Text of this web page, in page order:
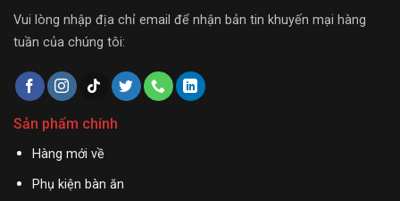
Vui lòng nhập địa chỉ email để nhận bản tin khuyến mại hàng
tuần của chúng tôi:
Sản phẩm chính
Hàng mới về
Phụ kiện bàn ăn